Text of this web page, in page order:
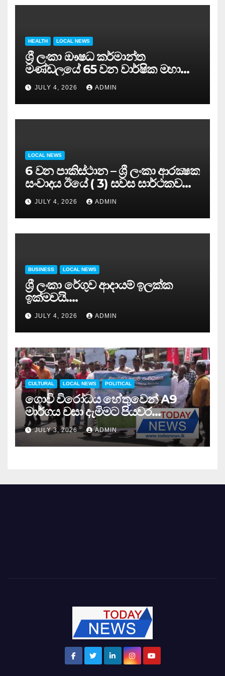
HEALTH LOCAL NEWS
ශ්‍රී ලංකා ඖෂධ කර්මාන්ත
මණ්ඩලයේ 65 වන වාර්ෂික මහා
සමුළුව සෞඛ්‍ය නියෝජ්‍ය
අමාත්‍යවරයාගේ ප්‍රධානත්වයෙන්……
JULY 4, 2026 ADMIN
LOCAL NEWS
6 වන පාකිස්ථාන – ශ්‍රී ලංකා ආරක්‍ෂක
සංවාදය ඊයේ ( 3) සවස සාර්ථකව
අවසන් කරයි..
JULY 4, 2026 ADMIN
BUSINESS LOCAL NEWS
ශ්‍රී ලංකා රේගුව ආදායම් ඉලක්ක
ඉක්මවයි….
JULY 4, 2026 ADMIN
CULTURAL LOCAL NEWS POLITICAL
ගොවි විරෝධය හේතුවෙන් A9
මාර්ගය වසා දැමිමට පියවර…
JULY 3, 2026 ADMIN